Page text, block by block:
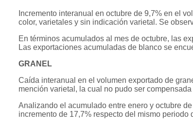
Incremento interanual en octubre de 9,7% en el
color, varietales y sin indicación varietal. Se
En términos acumulados al mes de octubre, las
Las exportaciones acumuladas de blanco se
GRANEL
Caída interanual en el volumen exportado de
mención varietal, la cual no pudo ser
Analizando el acumulado entre enero y octubre
incremento de 17,7% respecto del mismo